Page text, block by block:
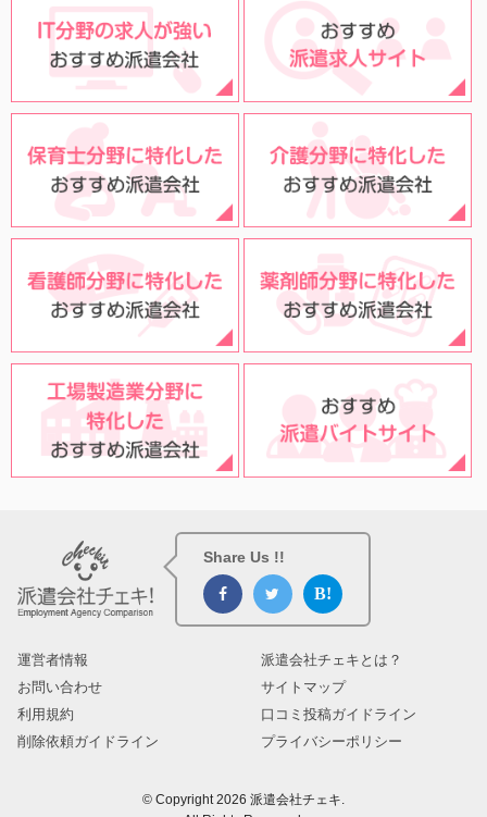
Share Us !!
運営者情報
派遣会社チェキとは？
お問い合わせ
サイトマップ
利用規約
口コミ投稿ガイドライン
削除依頼ガイドライン
プライバシーポリシー
© Copyright 2026 派遣会社チェキ.